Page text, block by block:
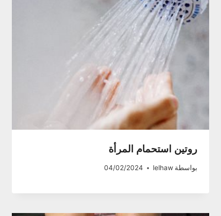
روتين استحمام المرأة
بواسطة lelhaw
04/02/2024